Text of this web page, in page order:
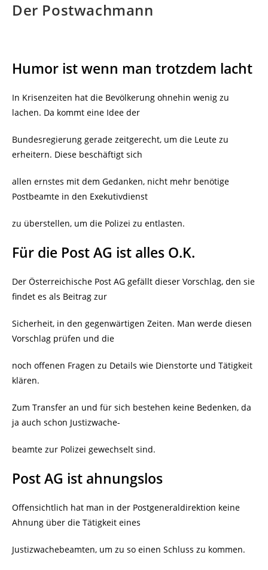
Der Postwachmann
Humor ist wenn man trotzdem lacht
In Krisenzeiten hat die Bevölkerung ohnehin wenig zu
lachen. Da kommt eine Idee der
Bundesregierung gerade zeitgerecht, um die Leute zu
erheitern. Diese beschäftigt sich
allen ernstes mit dem Gedanken, nicht mehr benötige
Postbeamte in den Exekutivdienst
zu überstellen, um die Polizei zu entlasten.
Für die Post AG ist alles O.K.
Der Österreichische Post AG gefällt dieser Vorschlag, den sie
findet es als Beitrag zur
Sicherheit, in den gegenwärtigen Zeiten. Man werde diesen
Vorschlag prüfen und die
noch offenen Fragen zu Details wie Dienstorte und Tätigkeit
klären.
Zum Transfer an und für sich bestehen keine Bedenken, da
ja auch schon Justizwache-
beamte zur Polizei gewechselt sind.
Post AG ist ahnungslos
Offensichtlich hat man in der Postgeneraldirektion keine
Ahnung über die Tätigkeit eines
Justizwachebeamten, um zu so einen Schluss zu kommen.